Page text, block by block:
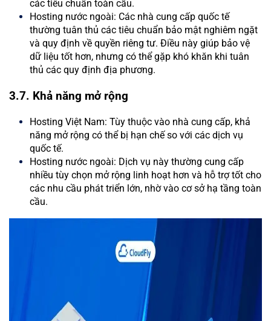
các tiêu chuẩn toàn cầu.
Hosting nước ngoài: Các nhà cung cấp quốc tế
thường tuân thủ các tiêu chuẩn bảo mật nghiêm ngặt
và quy định về quyền riêng tư. Điều này giúp bảo vệ
dữ liệu tốt hơn, nhưng có thể gặp khó khăn khi tuân
thủ các quy định địa phương.
3.7. Khả năng mở rộng
Hosting Việt Nam: Tùy thuộc vào nhà cung cấp, khả
năng mở rộng có thể bị hạn chế so với các dịch vụ
quốc tế.
Hosting nước ngoài: Dịch vụ này thường cung cấp
nhiều tùy chọn mở rộng linh hoạt hơn và hỗ trợ tốt cho
các nhu cầu phát triển lớn, nhờ vào cơ sở hạ tầng toàn
cầu.